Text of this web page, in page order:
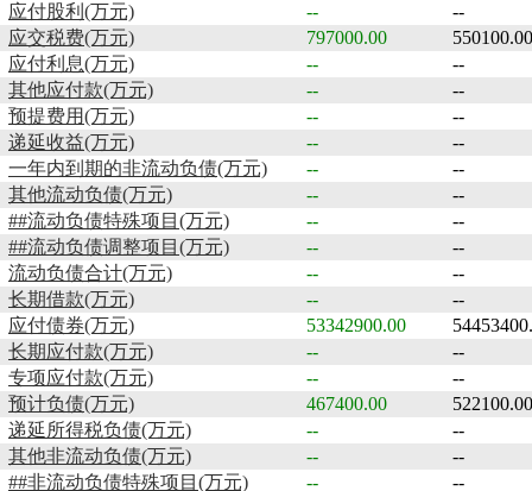
应付股利(万元)
--
--
应交税费(万元)
797000.00
550100.00
应付利息(万元)
--
--
其他应付款(万元)
--
--
预提费用(万元)
--
--
递延收益(万元)
--
--
一年内到期的非流动负债(万元)
--
--
其他流动负债(万元)
--
--
##流动负债特殊项目(万元)
--
--
##流动负债调整项目(万元)
--
--
流动负债合计(万元)
--
--
长期借款(万元)
--
--
应付债券(万元)
53342900.00
长期应付款(万元)
--
--
专项应付款(万元)
--
--
预计负债(万元)
467400.00
522100.00
递延所得税负债(万元)
--
--
其他非流动负债(万元)
--
--
##非流动负债特殊项目(万元)
-- --